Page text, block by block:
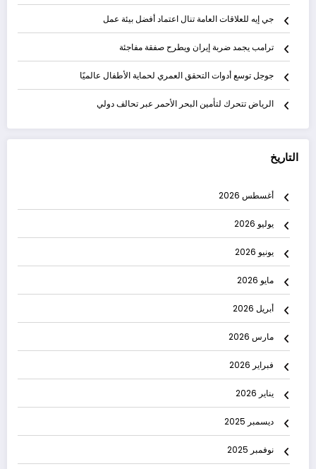
جي إيه للعلاقات العامة تنال اعتماد أفضل بيئة عمل
ترامب يجمد ضربة إيران ويطرح صفقة مفاجئة
جوجل توسع أدوات التحقق العمري لحماية الأطفال عالميًا
الرياض تتحرك لتأمين البحر الأحمر عبر تحالف دولي
التاريخ
أغسطس 2026
يوليو 2026
يونيو 2026
مايو 2026
أبريل 2026
مارس 2026
فبراير 2026
يناير 2026
ديسمبر 2025
نوفمبر 2025